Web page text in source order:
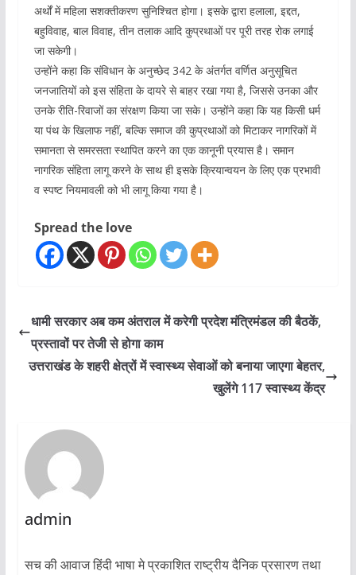
अर्थों में महिला सशक्तीकरण सुनिश्चित होगा। इसके द्वारा हलाला, इद्दत,
बहुविवाह, बाल विवाह, तीन तलाक आदि कुप्रथाओं पर पूरी तरह रोक लगाई
जा सकेगी।
उन्होंने कहा कि संविधान के अनुच्छेद 342 के अंतर्गत वर्णित अनुसूचित
जनजातियों को इस संहिता के दायरे से बाहर रखा गया है, जिससे उनका और
उनके रीति-रिवाजों का संरक्षण किया जा सके। उन्होंने कहा कि यह किसी धर्म
या पंथ के खिलाफ नहीं, बल्कि समाज की कुप्रथाओं को मिटाकर नागरिकों में
समानता से समरसता स्थापित करने का एक कानूनी प्रयास है। समान
नागरिक संहिता लागू करने के साथ ही इसके क्रियान्वयन के लिए एक प्रभावी
व स्पष्ट नियमावली को भी लागू किया गया है।
Spread the love
धामी सरकार अब कम अंतराल में करेगी प्रदेश मंत्रिमंडल की बैठकें,
प्रस्तावों पर तेजी से होगा काम
उत्तराखंड के शहरी क्षेत्रों में स्वास्थ्य सेवाओं को बनाया जाएगा बेहतर,
खुलेंगे 117 स्वास्थ्य केंद्र
admin
सच की आवाज हिंदी भाषा मे प्रकाशित राष्ट्रीय दैनिक प्रसारण तथा